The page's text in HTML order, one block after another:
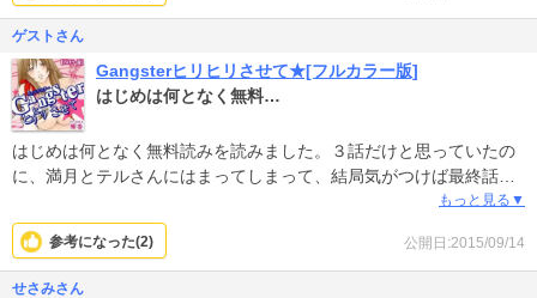
ゲストさん
Gangsterヒリヒリさせて★[フルカラー版]
はじめは何となく無料…
はじめは何となく無料読みを読みました。３話だけと思っていたの
に、満月とテルさんにはまってしまって、結局気がつけば最終話ww
もっと見る▼
公開日:2015/09/14
参考になった(2)
せさみさん